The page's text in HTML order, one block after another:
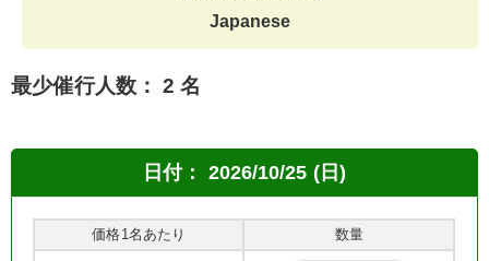
Japanese
最少催行人数： 2 名
日付： 2026/10/25 (日)
価格1名あたり 数量